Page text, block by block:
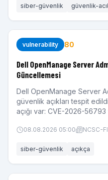
siber-güvenlik güvenlik-
vulnerability 80
Dell OpenManage Server
Güncellemesi
Dell OpenManage Server
güvenlik açıkları tespit
açığı var: CVE-2026-
08.08.2026 05:00 NCSC-
siber-güvenlik açıkça